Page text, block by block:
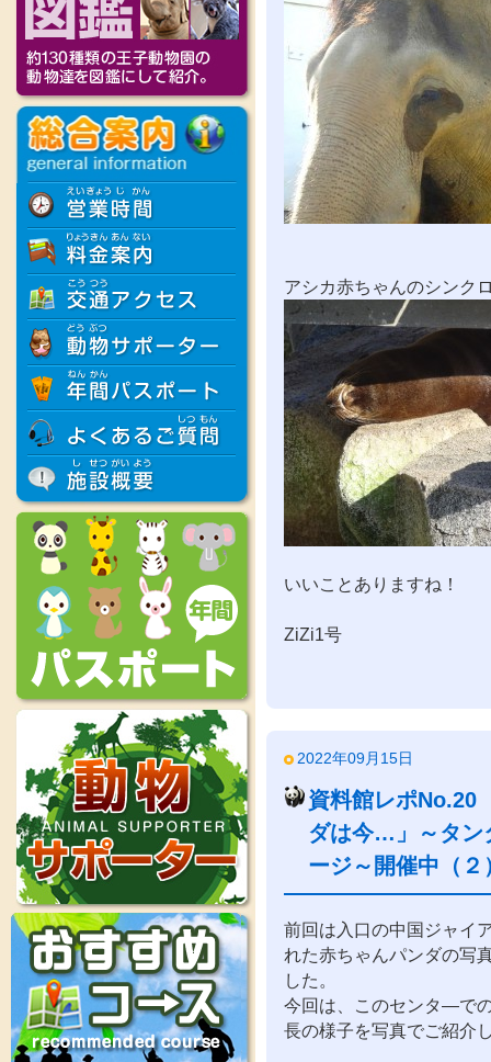
アシカ赤ちゃんのシンク
いいことありますね！
ZiZi1号
2022年09月15日
資料館レポ
ダは今…」～タン
ージ～開催中（２
前回は入口の中国ジャイ
れた赤ちゃんパンダの写
した。
今回は、このセンタ―で
長の様子を写真でご紹介